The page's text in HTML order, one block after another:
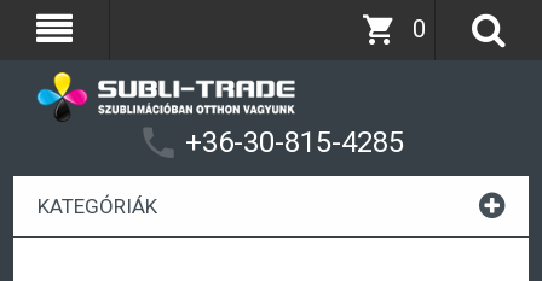
+36-30-815-4285
0
KATEGÓRIÁK